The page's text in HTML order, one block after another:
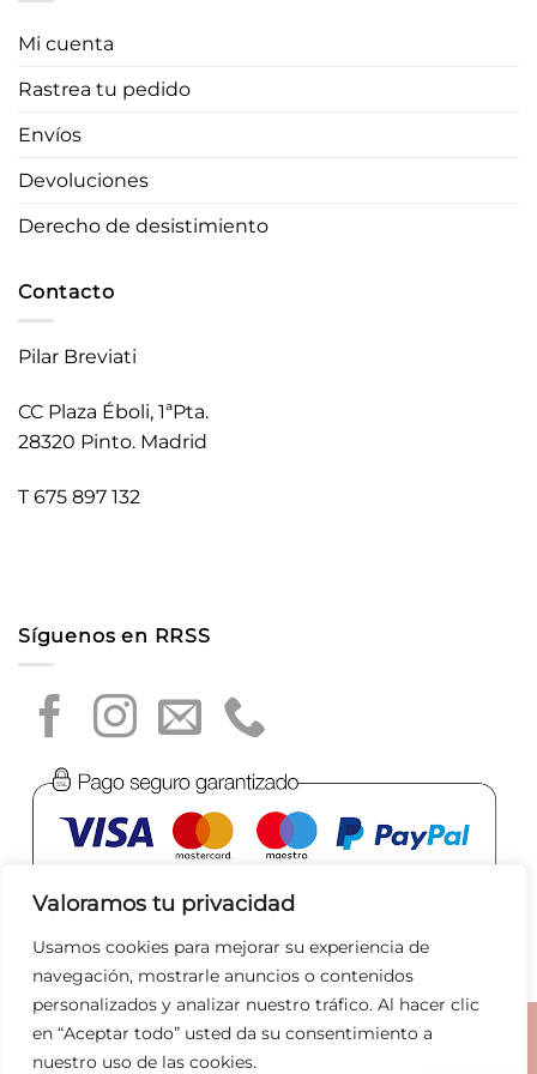
Valoramos tu privacidad
Usamos cookies para mejorar su experiencia de
navegación, mostrarle anuncios o contenidos
personalizados y analizar nuestro tráfico. Al hacer clic
en “Aceptar todo” usted da su consentimiento a
nuestro uso de las cookies.
Mi cuenta
Rastrea tu pedido
Envíos
Devoluciones
Derecho de desistimiento
Contacto
Pilar Breviati
CC Plaza Éboli, 1ªPta.
28320 Pinto. Madrid
T 675 897 132
Síguenos en RRSS
Aviso legal|Política de privacidad|Política de Cookies
Condiciones de compra